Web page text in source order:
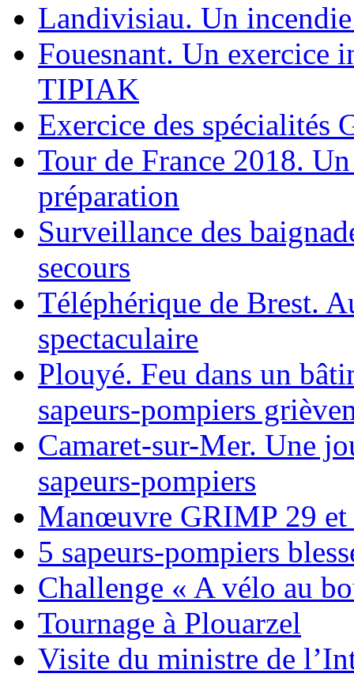
Landivisiau. Un
Fouesnant. Un exercice
TIPIAK
Exercice des spécialités
Tour de France 2018.
préparation
Surveillance des
secours
Téléphérique de Brest.
spectaculaire
Plouyé. Feu dans un
sapeurs-pompiers
Camaret-sur-Mer. Une
sapeurs-pompiers
Manœuvre GRIMP 29 et
5 sapeurs-pompiers
Challenge « A vélo au
Tournage à Plouarzel
Visite du ministre de